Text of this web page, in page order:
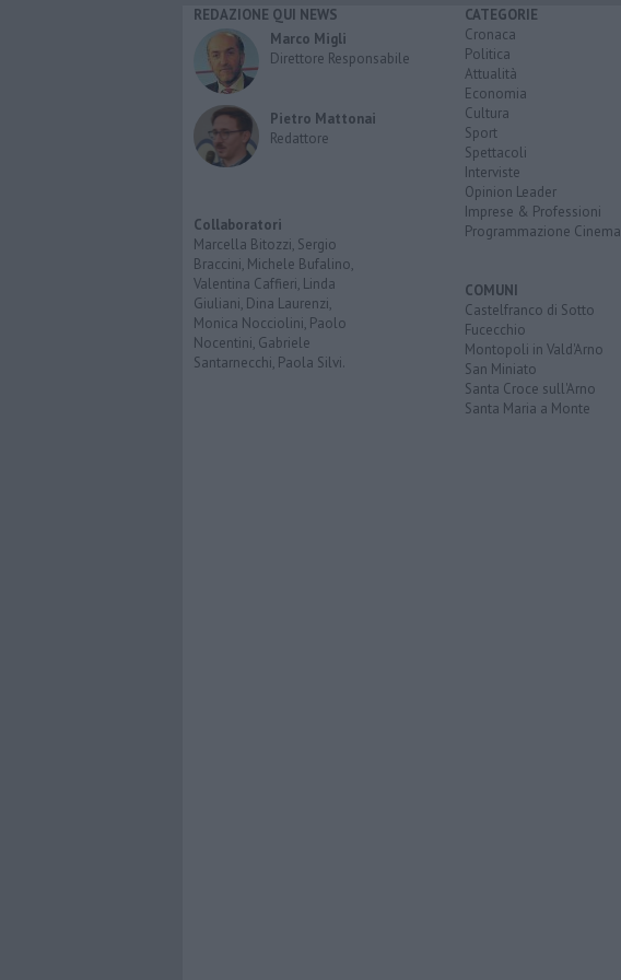
REDAZIONE QUI NEWS
Marco Migli
Direttore Responsabile
Pietro Mattonai
Redattore
Collaboratori
Marcella Bitozzi, Sergio
Braccini, Michele Bufalino,
Valentina Caffieri, Linda
Giuliani, Dina Laurenzi,
Monica Nocciolini, Paolo
Nocentini, Gabriele
Santarnecchi, Paola Silvi.
CATEGORIE
Cronaca
Politica
Attualità
Economia
Cultura
Sport
Spettacoli
Interviste
Opinion Leader
Imprese & Professioni
Programmazione Cinema
COMUNI
Castelfranco di Sotto
Fucecchio
Montopoli in Vald'Arno
San Miniato
Santa Croce sull'Arno
Santa Maria a Monte